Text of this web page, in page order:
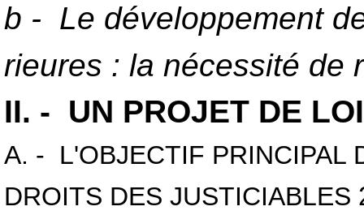
b - Le développement
rieures : la nécessité de
II. - UN PROJET DE
A. - L'OBJECTIF PRINCIPAL
DROITS DES JUSTICIABLES